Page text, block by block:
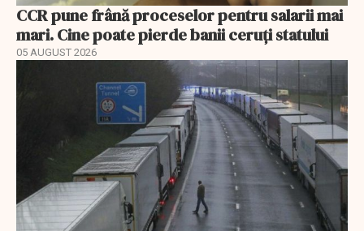
CCR pune frână proceselor pentru salarii mai
mari. Cine poate pierde banii ceruți statului
05 AUGUST 2026